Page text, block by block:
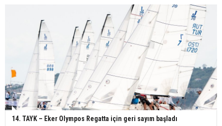
14. TAYK – Eker Olympos Regatta için geri sayım başladı